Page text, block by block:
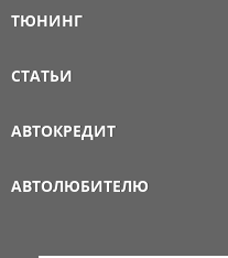
ТЮНИНГ
СТАТЬИ
АВТОКРЕДИТ
АВТОЛЮБИТЕЛЮ